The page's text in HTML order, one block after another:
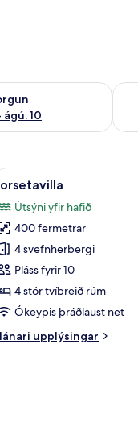
ágú. 10
ágú. 9 - ágú. 10
rúmföt af bestu gerð,
43
Útsýni yfir hafið
400 fermetrar
4 svefnherbergi
Pláss fyrir 10
4 stór tvíbreið rúm
Ókeypis þráðlaust net
upplýsingar